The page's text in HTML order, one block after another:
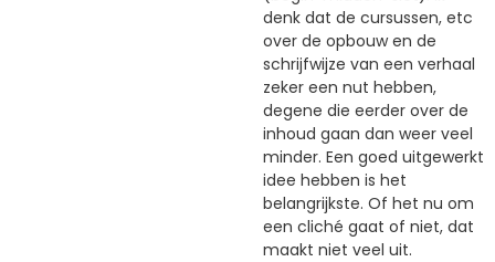
denk dat de cursussen, etc
over de opbouw en de
schrijfwijze van een verhaal
zeker een nut hebben,
degene die eerder over de
inhoud gaan dan weer veel
minder. Een goed uitgewerkt
idee hebben is het
belangrijkste. Of het nu om
een cliché gaat of niet, dat
maakt niet veel uit.